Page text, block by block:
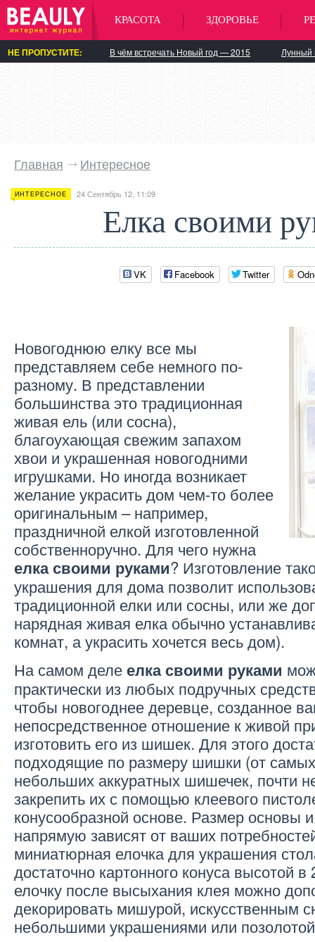
КРАСОТА ЗДОРОВЬЕ
НЕ ПРОПУСТИТЕ: В чём встречать Новый год — 2015 Лунный
Главная Интересное
ИНТЕРЕСНОЕ 24 Сентябрь 12, 11:09
Елка своими
VK Facebook Twitter
Новогоднюю елку все мы
представляем себе немного по-
разному. В представлении
большинства это традиционная
живая ель (или сосна),
благоухающая свежим запахом
хвои и украшенная новогодними
игрушками. Но иногда возникает
желание украсить дом чем-то более
оригинальным – например,
праздничной елкой изготовленной
собственноручно. Для чего нужна
елка своими руками? Изготовление
украшения для дома позволит
традиционной елки или сосны, или же
нарядная живая елка обычно
комнат, а украсить хочется весь дом).
На самом деле елка своими руками
практически из любых подручных
чтобы новогоднее деревце, созданное
непосредственное отношение к живой
изготовить его из шишек. Для этого
подходящие по размеру шишки (от
небольших аккуратных шишечек, почти
закрепить их с помощью клеевого
конусообразной основе. Размер основы
напрямую зависят от ваших
миниатюрная елочка для украшения
достаточно картонного конуса высотой
елочку после высыхания клея можно
декорировать мишурой, искусственным
небольшими украшениями или позолотой